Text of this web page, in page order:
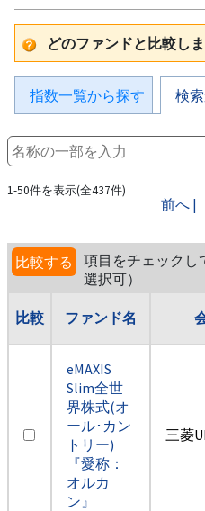
どのファンドと比較し
指数一覧から探す 検
1-50件を表示(全437件)
前へ |
比較する
項目をチェックし
選択可）
比較 ファンド名
eMAXIS
Slim全世
界株式(オ
ール･カン
トリー)
『愛称：
オルカ
ン』
三菱